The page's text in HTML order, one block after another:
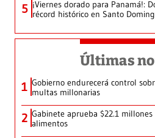
5 ¡Viernes dorado para Panamá!:
récord histórico en Santo
Últimas
1 Gobierno endurecerá control
multas millonarias
2 Gabinete aprueba $22.1
alimentos